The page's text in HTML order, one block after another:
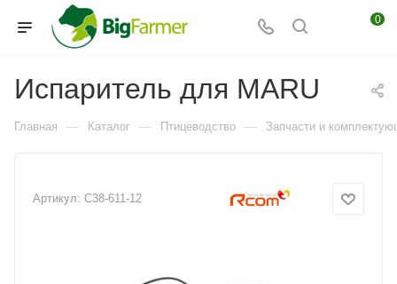
0
Испаритель для MARU
Главная — Каталог — Птицеводство — Запчасти и
Артикул: C38-611-12